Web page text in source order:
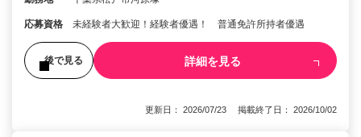
応募資格 未経験者大歓迎！経験者優遇！ 普通免許所持者優遇
後で見る 詳細を見る
更新日： 2026/07/23 掲載終了日： 2026/10/02